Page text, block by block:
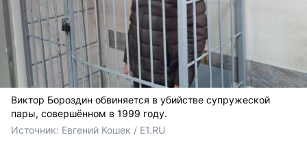
Виктор Бороздин обвиняется в убийстве супружеской
пары, совершённом в 1999 году.
Источник: Евгений Кошек / E1.RU